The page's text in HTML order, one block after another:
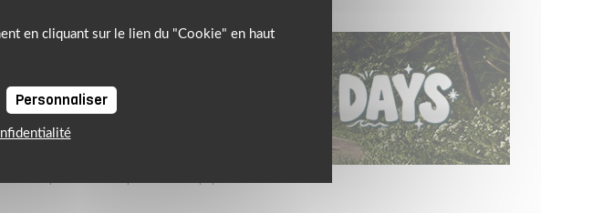
en cliquant sur le lien du "Cookie" en haut
Personnaliser